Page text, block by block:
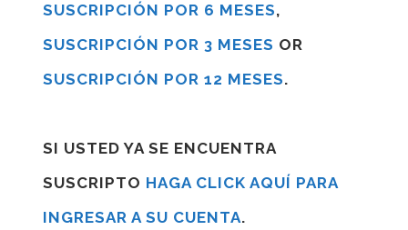
SUSCRIPCIÓN POR 6 MESES,
SUSCRIPCIÓN POR 3 MESES OR
SUSCRIPCIÓN POR 12 MESES.
SI USTED YA SE ENCUENTRA
SUSCRIPTO HAGA CLICK AQUÍ PARA
INGRESAR A SU CUENTA.